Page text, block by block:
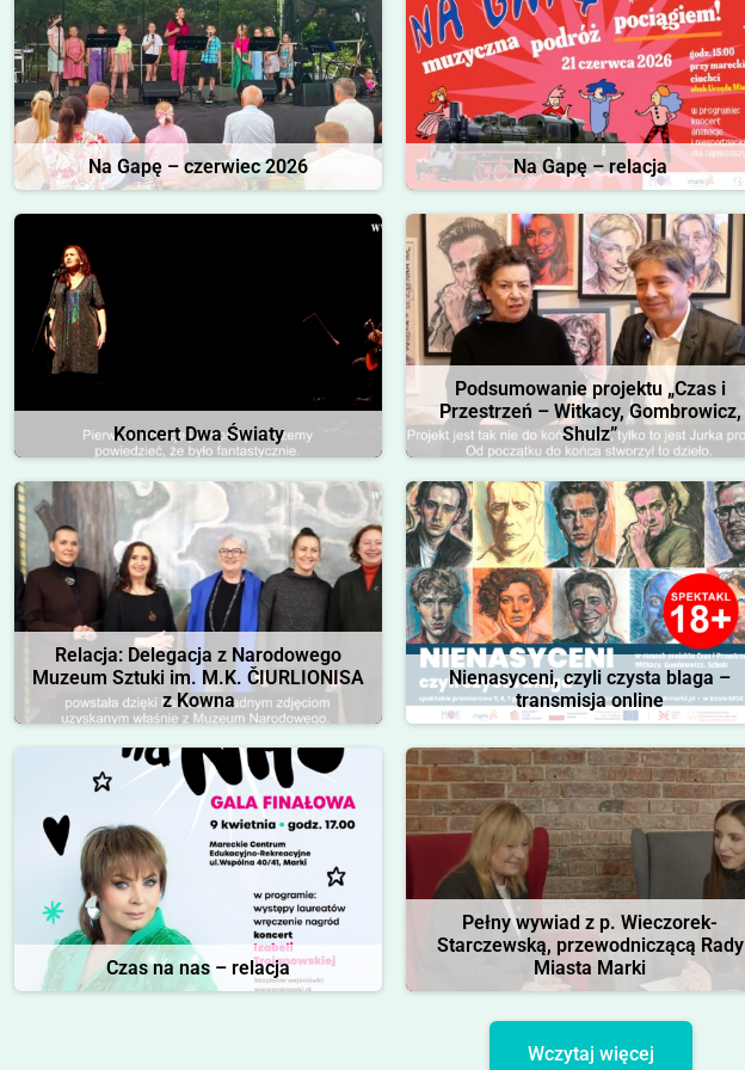
Na Gapę – czerwiec 2026 Na Gapę – relacja
Koncert Dwa Światy
Podsumowanie projektu „Czas i
Przestrzeń – Witkacy, Gombrowicz,
Shulz”
Relacja: Delegacja z Narodowego
Muzeum Sztuki im. M.K. ČIURLIONISA
z Kowna
Nienasyceni, czyli czysta blaga –
transmisja online
Czas na nas – relacja
Pełny wywiad z p. Wieczorek-
Starczewską, przewodniczącą Rady
Miasta Marki
Wczytaj więcej